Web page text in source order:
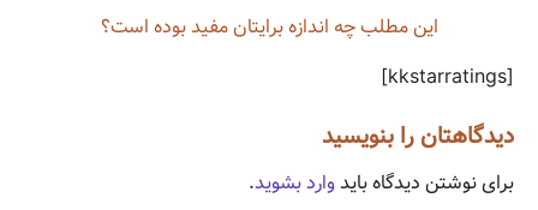
این مطلب چه‌ اندازه برایتان مفید بوده است؟
[kkstarratings]
دیدگاهتان را بنویسید
برای نوشتن دیدگاه بایدوارد بشوید.